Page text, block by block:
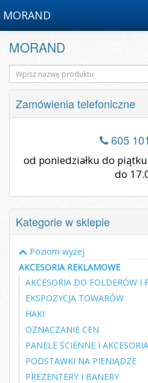
MORAND
MORAND
Zamówienia telefoniczne
605
od poniedziałku do
do
Kategorie w sklepie
Poziom wyżej
AKCESORIA REKLAMOWE
AKCESORIA DO FOLDERÓW I
EKSPOZYCJA TOWARÓW
HAKI
OZNACZANIE CEN
PANELE ŚCIENNE I AKCESORIA
PODSTAWKI NA PIENIĄDZE
PREZENTERY I BANERY